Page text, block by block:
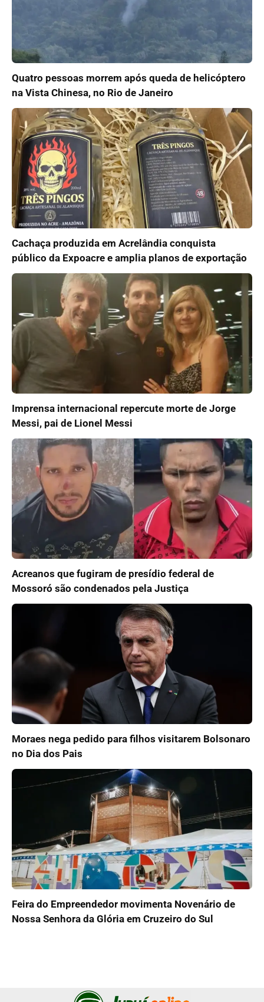
Quatro pessoas morrem após queda de helicóptero
na Vista Chinesa, no Rio de Janeiro
Cachaça produzida em Acrelândia conquista
público da Expoacre e amplia planos de exportação
Imprensa internacional repercute morte de Jorge
Messi, pai de Lionel Messi
Acreanos que fugiram de presídio federal de
Mossoró são condenados pela Justiça
Moraes nega pedido para filhos visitarem Bolsonaro
no Dia dos Pais
Feira do Empreendedor movimenta Novenário de
Nossa Senhora da Glória em Cruzeiro do Sul